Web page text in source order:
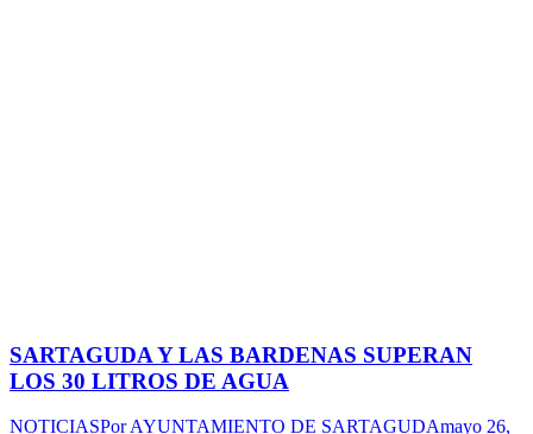
SARTAGUDA Y LAS BARDENAS SUPERAN
LOS 30 LITROS DE AGUA
NOTICIASPorAYUNTAMIENTO DE SARTAGUDAmayo 26,